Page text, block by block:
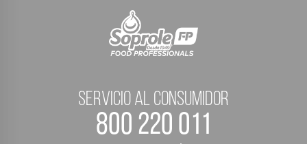
servicio al consumidor
800 220 011